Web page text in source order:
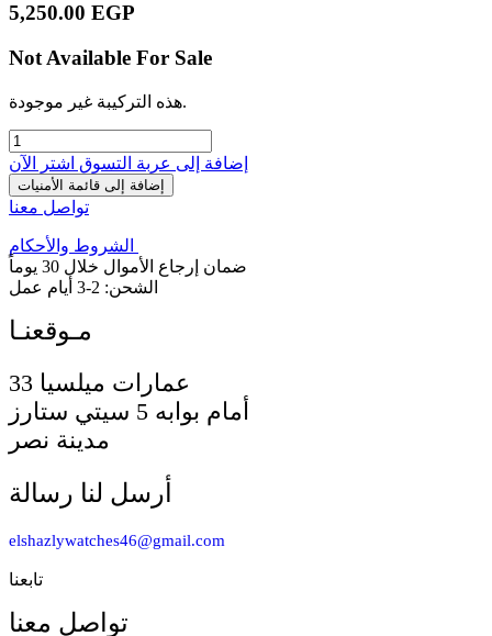
5,250.00 EGP
Not Available For Sale
هذه التركيبة غير موجودة.
إضافة إلى عربة التسوق اشترِ الآن
إضافة إلى قائمة الأمنيات
تواصل معنا
الشروط والأحكام
ضمان إرجاع الأموال خلال 30 يوماً
الشحن: 2-3 أيام عمل
أمام بوابه 5 سيتي ستارز
مدينة نصر
أرسل لنا رسالة
elshazlywatches46@gmail.com
تابعنا
تواصل معنا